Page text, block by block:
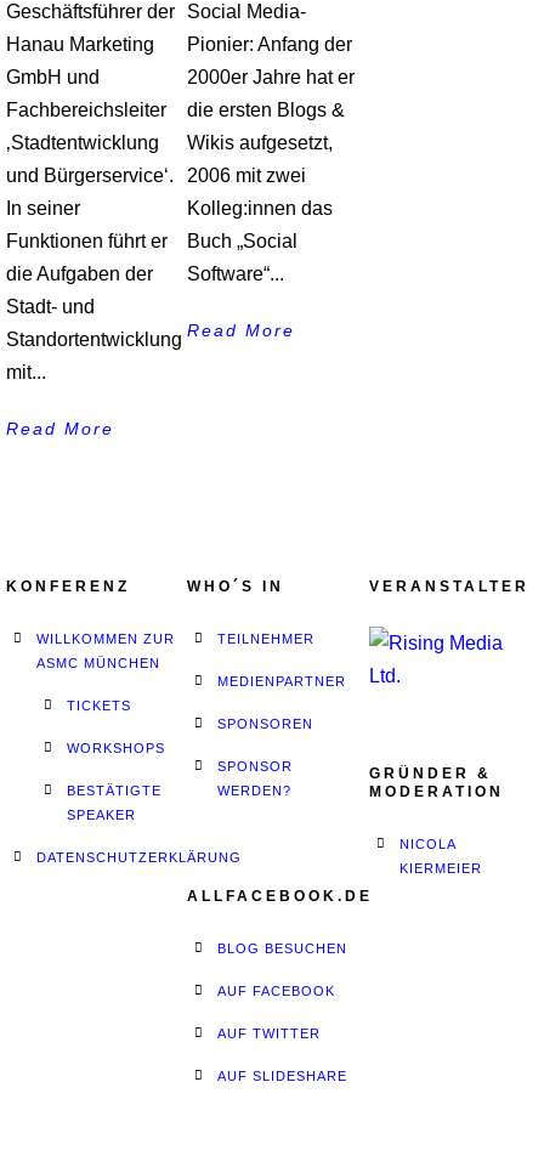
Geschäftsführer der
Hanau Marketing
GmbH und
Fachbereichsleiter
‚Stadtentwicklung
und Bürgerservice‘.
In seiner
Funktionen führt er
die Aufgaben der
Stadt- und
Standortentwicklung
mit...
Read More
Social Media-
Pionier: Anfang der
2000er Jahre hat er
die ersten Blogs &
Wikis aufgesetzt,
2006 mit zwei
Kolleg:innen das
Buch „Social
Software“...
Read More
KONFERENZ
WILLKOMMEN ZUR
ASMC MÜNCHEN
TICKETS
WORKSHOPS
BESTÄTIGTE
SPEAKER
DATENSCHUTZERKLÄRUNG
WHO´S IN
TEILNEHMER
MEDIENPARTNER
SPONSOREN
SPONSOR
WERDEN?
ALLFACEBOOK.DE
BLOG BESUCHEN
AUF FACEBOOK
AUF TWITTER
AUF SLIDESHARE
VERANSTALTER
GRÜNDER &
MODERATION
NICOLA
KIERMEIER